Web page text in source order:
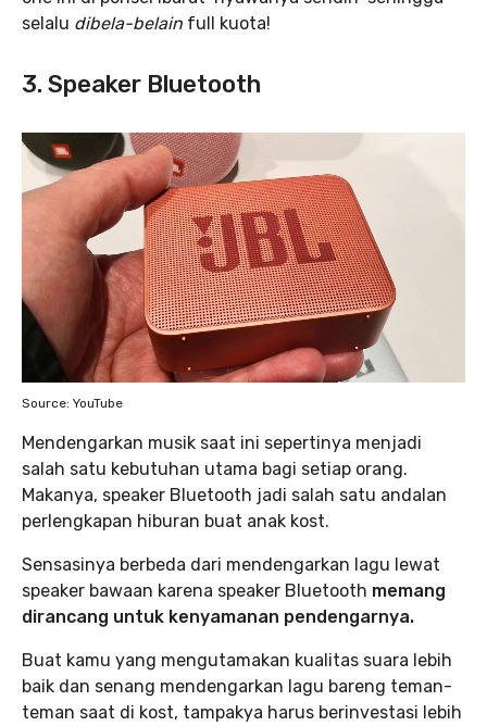
selalu dibela-belain full kuota!
3. Speaker Bluetooth
Source: YouTube
Mendengarkan musik saat ini sepertinya menjadi
salah satu kebutuhan utama bagi setiap orang.
Makanya, speaker Bluetooth jadi salah satu andalan
perlengkapan hiburan buat anak kost.
Sensasinya berbeda dari mendengarkan lagu lewat
speaker bawaan karena speaker Bluetooth memang
dirancang untuk kenyamanan pendengarnya.
Buat kamu yang mengutamakan kualitas suara lebih
baik dan senang mendengarkan lagu bareng teman-
teman saat di kost, tampakya harus berinvestasi lebih